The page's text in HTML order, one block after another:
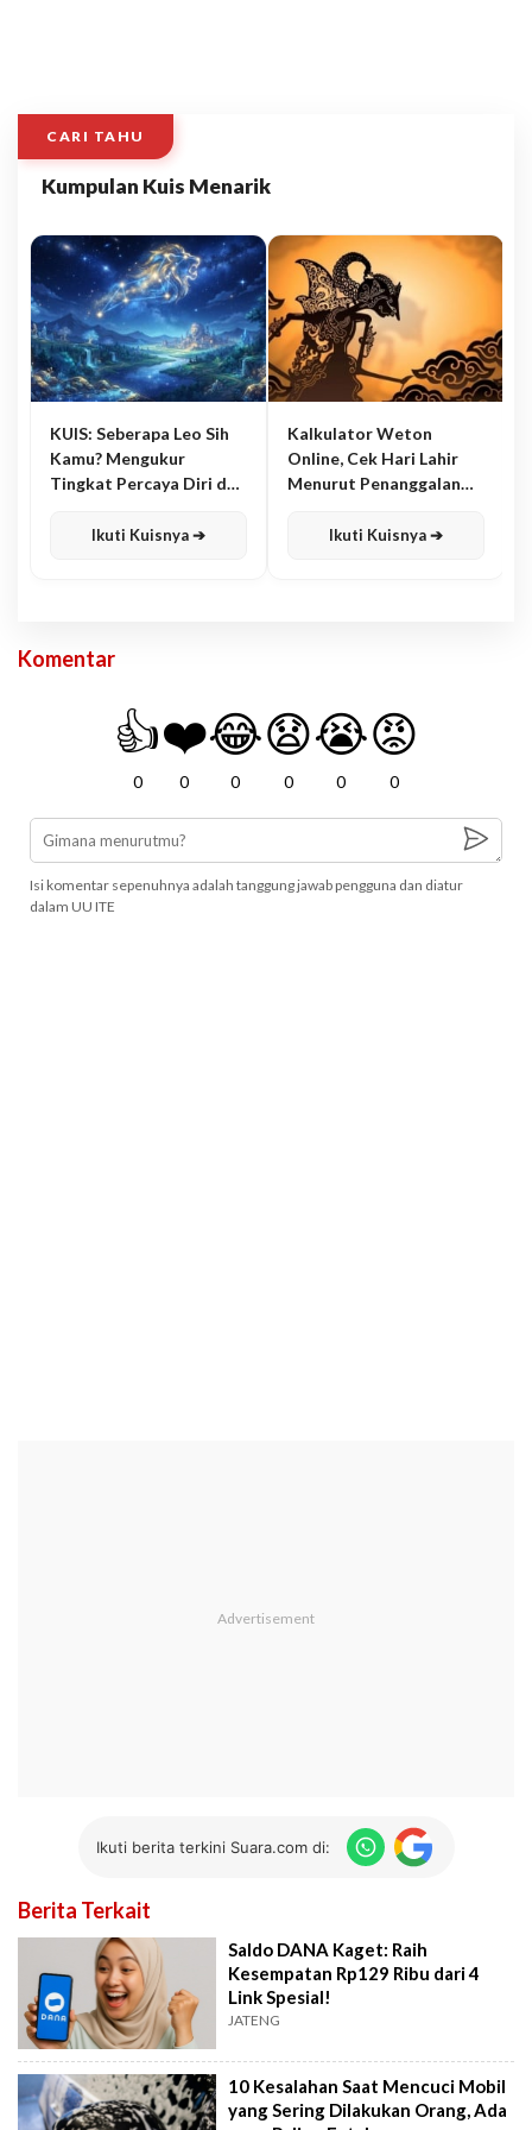
CARI TAHU
Kumpulan Kuis Menarik
KUIS: Seberapa Leo Sih
Kamu? Mengukur
Tingkat Percaya Diri dan
Ikuti Kuisnya ➔
Kalkulator Weton
Online, Cek Hari Lahir
Menurut Penanggalan
Ikuti Kuisnya ➔
Komentar
👍
0
❤️
0
😂
0
😧
0
😭
0
😡
0
Isi komentar sepenuhnya adalah tanggung jawab pengguna dan diatur
dalam UU ITE
Ikuti berita terkini Suara.com di:
Berita Terkait
Saldo DANA Kaget: Raih
Kesempatan Rp129 Ribu dari 4
Link Spesial!
JATENG
10 Kesalahan Saat Mencuci Mobil
yang Sering Dilakukan Orang, Ada